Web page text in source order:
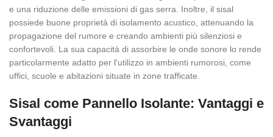
e una riduzione delle emissioni di gas serra. Inoltre, il sisal
possiede buone proprietà di isolamento acustico, attenuando la
propagazione del rumore e creando ambienti più silenziosi e
confortevoli. La sua capacità di assorbire le onde sonore lo rende
particolarmente adatto per l'utilizzo in ambienti rumorosi, come
uffici, scuole e abitazioni situate in zone trafficate.
Sisal come Pannello Isolante: Vantaggi e
Svantaggi